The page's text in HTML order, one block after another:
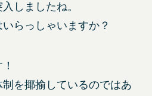
しましたね。
らっしゃいますか？
を揶揄しているのではあ